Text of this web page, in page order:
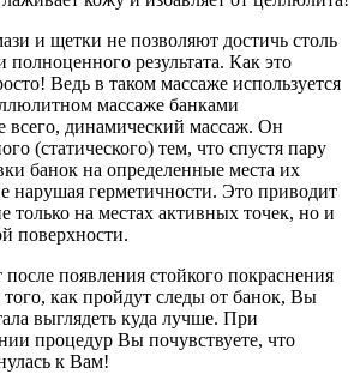
и щетки не позволяют достичь столь
полноценного результата. Как это
Ведь в таком массаже используется
массаже банками
всего, динамический массаж. Он
(статического) тем, что спустя пару
банок на определенные места их
нарушая герметичности. Это приводит
только на местах активных точек, но и
поверхности.
появления стойкого покраснения
того, как пройдут следы от банок, Вы
выглядеть куда лучше. При
процедур Вы почувствуете, что
к Вам!